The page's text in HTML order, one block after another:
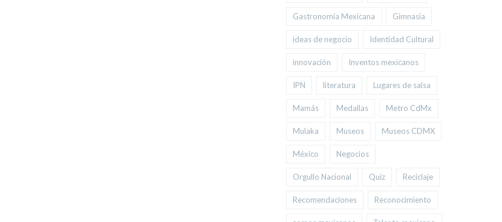
Gastronomía Mexicana Gimnasia
ideas de negocio Identidad Cultural
innovación Inventos mexicanos
IPN literatura Lugares de salsa
Mamás Medallas Metro CdMx
Mulaka Museos Museos CDMX
México Negocios
Orgullo Nacional Quiz Reciclaje
Recomendaciones Reconocimiento